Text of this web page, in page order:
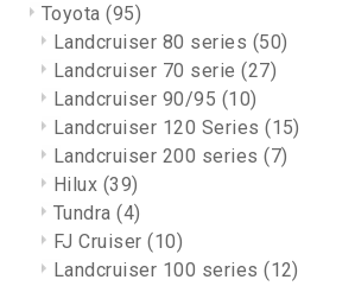
Toyota(95)
Landcruiser 80 series (50)
Landcruiser 70 serie(27)
Landcruiser 90/95 (10)
Landcruiser 120 Series(15)
Landcruiser 200 series(7)
Hilux (39)
Tundra(4)
FJ Cruiser(10)
Landcruiser 100 series(12)